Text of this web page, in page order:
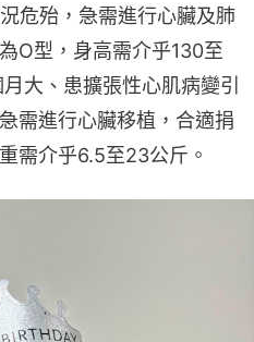
危殆，急需進行心臟及肺
O型，身高需介乎130至
大、患擴張性心肌病變引
需進行心臟移植，合適捐
需介乎6.5至23公斤。